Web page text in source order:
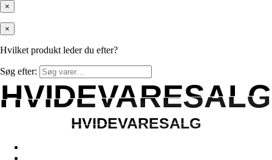
×
×
Hvilket produkt leder du efter?
Søg efter:
HVIDEVARESALG
HVIDEVARESALG
HVIDEVARESALG
HVIDEVARESALG